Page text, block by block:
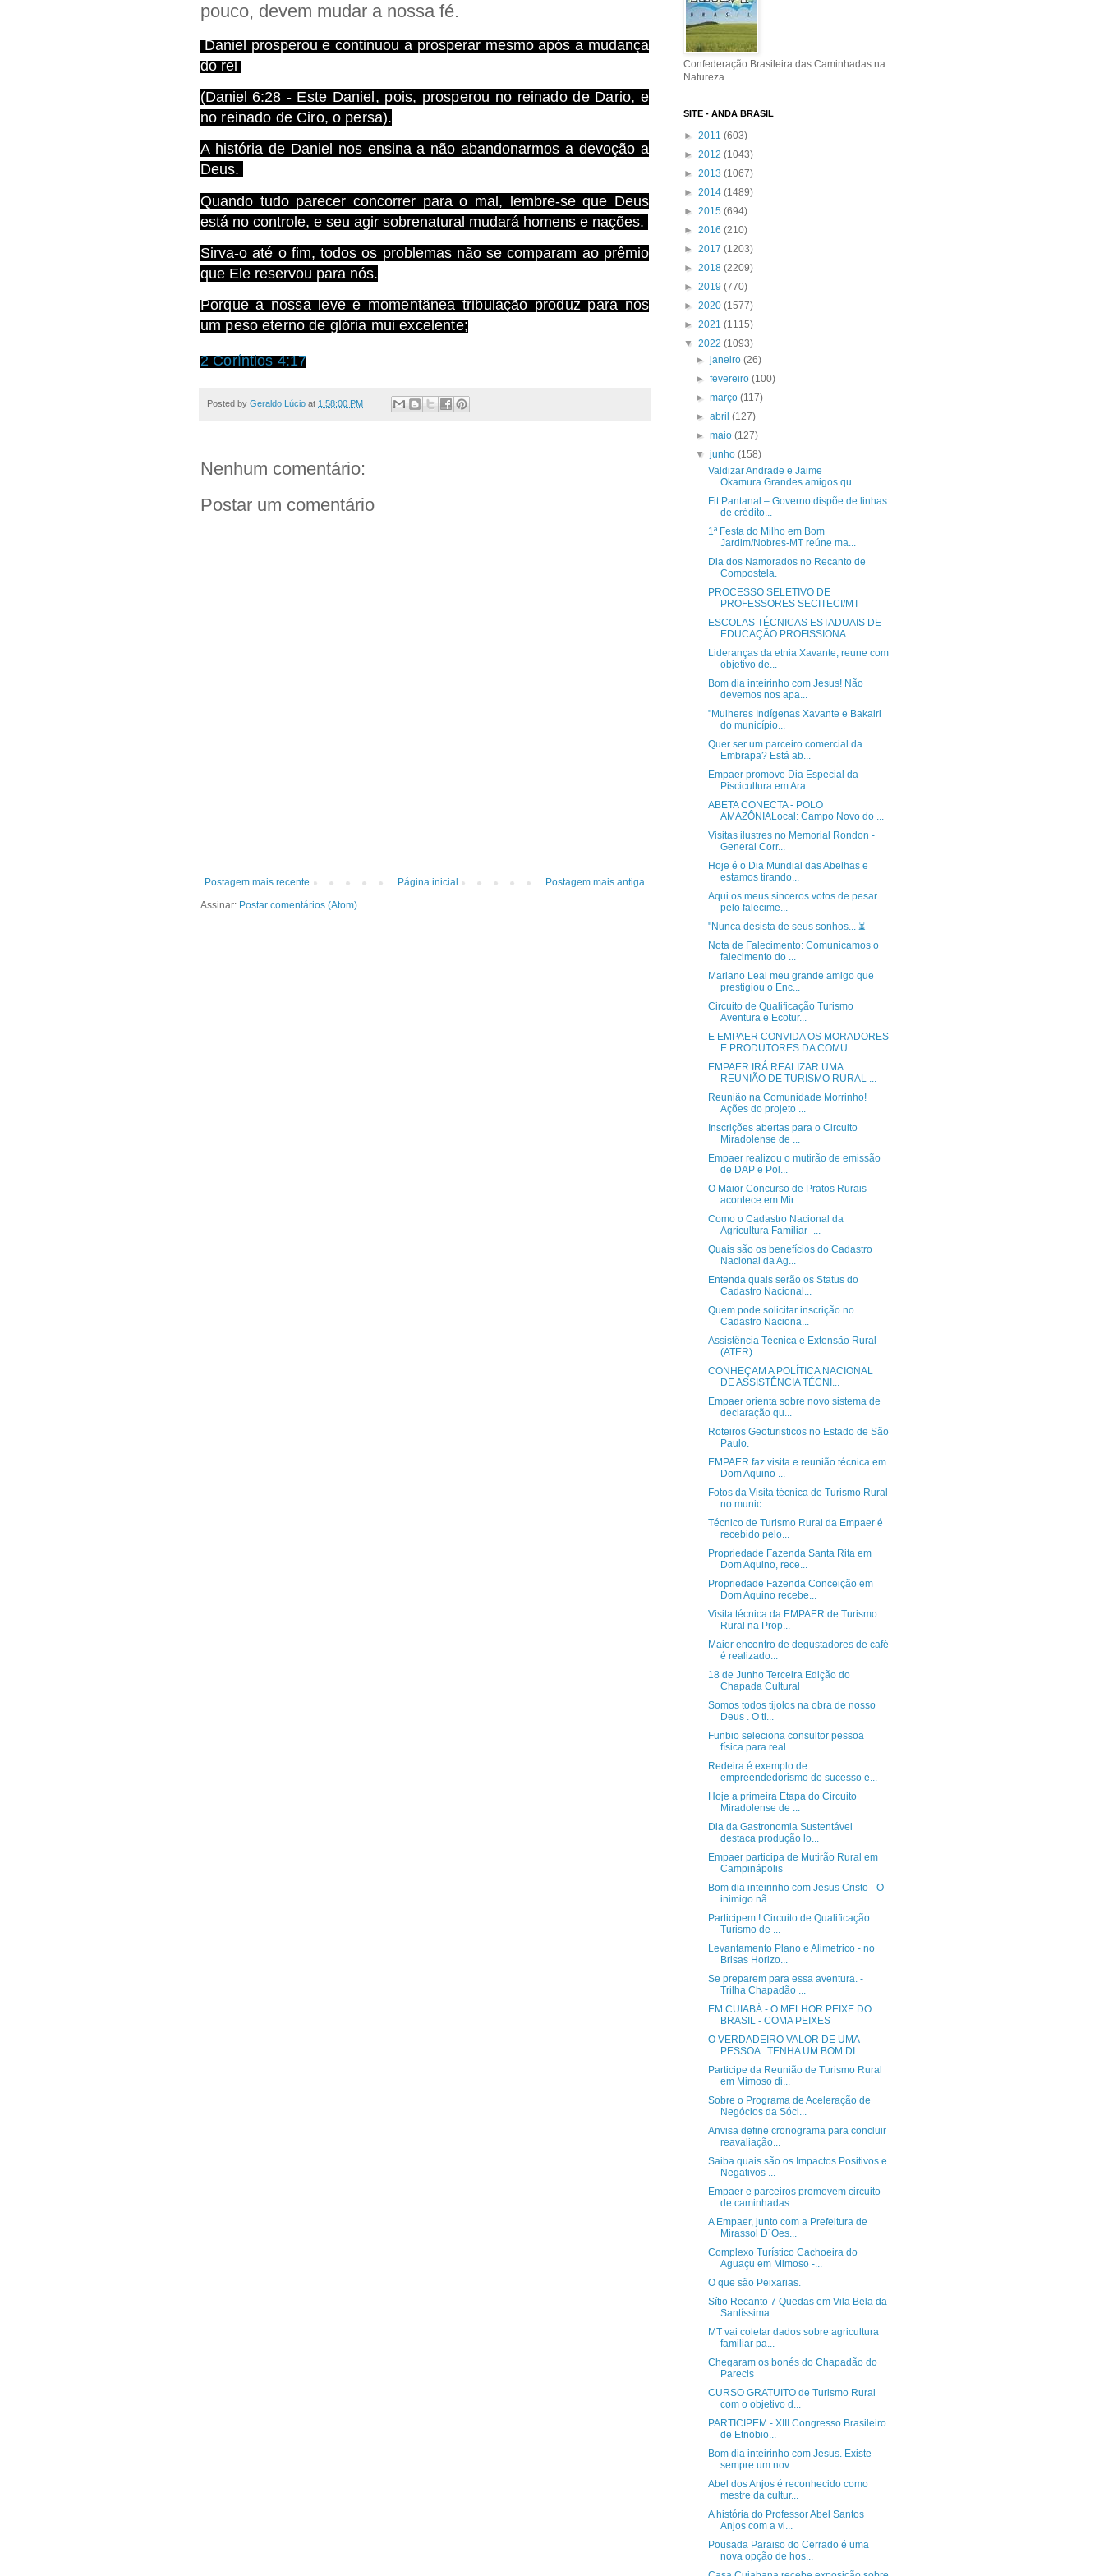
pouco, devem mudar a nossa fé.
Daniel prosperou e continuou a prosperar mesmo após a mudança
do rei
(Daniel 6:28 - Este Daniel, pois, prosperou no reinado de Dario, e
no reinado de Ciro, o persa).
A história de Daniel nos ensina a não abandonarmos a devoção a
Deus.
Quando tudo parecer concorrer para o mal, lembre-se que Deus
está no controle, e seu agir sobrenatural mudará homens e nações.
Sirva-o até o fim, todos os problemas não se comparam ao prêmio
que Ele reservou para nós.
Porque a nossa leve e momentânea tribulação produz para nós
um peso eterno de glória mui excelente;
2 Coríntios 4:17
Posted by Geraldo Lúcio at 1:58:00 PM
Nenhum comentário:
Postar um comentário
Postagem mais recente Postagem mais antiga
Página inicial
Assinar: Postar comentários (Atom)
Confederação Brasileira das Caminhadas na
Natureza
SITE - ANDA BRASIL
► 2011 (603)
► 2012 (1043)
► 2013 (1067)
► 2014 (1489)
► 2015 (694)
► 2016 (210)
► 2017 (1203)
► 2018 (2209)
► 2019 (770)
► 2020 (1577)
► 2021 (1115)
▼ 2022 (1093)
►janeiro(26)
►fevereiro(100)
►março(117)
►abril(127)
►maio(127)
▼junho(158)
Valdizar Andrade e Jaime
Okamura.Grandes amigos qu...
Fit Pantanal – Governo dispõe de linhas
de crédito...
1ª Festa do Milho em Bom
Jardim/Nobres-MT reúne ma...
Dia dos Namorados no Recanto de
Compostela.
PROCESSO SELETIVO DE
PROFESSORES SECITECI/MT
ESCOLAS TÉCNICAS ESTADUAIS DE
EDUCAÇÃO PROFISSIONA...
Lideranças da etnia Xavante, reune com
objetivo de...
Bom dia inteirinho com Jesus! Não
devemos nos apa...
"Mulheres Indígenas Xavante e Bakairi
do município...
Quer ser um parceiro comercial da
Embrapa? Está ab...
Empaer promove Dia Especial da
Piscicultura em Ara...
ABETA CONECTA - POLO
AMAZÔNIALocal: Campo Novo do ...
Visitas ilustres no Memorial Rondon -
General Corr...
Hoje é o Dia Mundial das Abelhas e
estamos tirando...
Aqui os meus sinceros votos de pesar
pelo falecime...
"Nunca desista de seus sonhos... ⏳️
Nota de Falecimento: Comunicamos o
falecimento do ...
Mariano Leal meu grande amigo que
prestigiou o Enc...
Circuito de Qualificação Turismo
Aventura e Ecotur...
E EMPAER CONVIDA OS MORADORES
E PRODUTORES DA COMU...
EMPAER IRÁ REALIZAR UMA
REUNIÃO DE TURISMO RURAL ...
Reunião na Comunidade Morrinho!
Ações do projeto ...
Inscrições abertas para o Circuito
Miradolense de ...
Empaer realizou o mutirão de emissão
de DAP e Pol...
O Maior Concurso de Pratos Rurais
acontece em Mir...
Como o Cadastro Nacional da
Agricultura Familiar -...
Quais são os benefícios do Cadastro
Nacional da Ag...
Entenda quais serão os Status do
Cadastro Nacional...
Quem pode solicitar inscrição no
Cadastro Naciona...
Assistência Técnica e Extensão Rural
(ATER)
CONHEÇAM A POLÍTICA NACIONAL
DE ASSISTÊNCIA TÉCNI...
Empaer orienta sobre novo sistema de
declaração qu...
Roteiros Geoturisticos no Estado de São
Paulo.
EMPAER faz visita e reunião técnica em
Dom Aquino ...
Fotos da Visita técnica de Turismo Rural
no munic...
Técnico de Turismo Rural da Empaer é
recebido pelo...
Propriedade Fazenda Santa Rita em
Dom Aquino, rece...
Propriedade Fazenda Conceição em
Dom Aquino recebe...
Visita técnica da EMPAER de Turismo
Rural na Prop...
Maior encontro de degustadores de café
é realizado...
18 de Junho Terceira Edição do
Chapada Cultural
Somos todos tijolos na obra de nosso
Deus . O ti...
Funbio seleciona consultor pessoa
física para real...
Redeira é exemplo de
empreendedorismo de sucesso e...
Hoje a primeira Etapa do Circuito
Miradolense de ...
Dia da Gastronomia Sustentável
destaca produção lo...
Empaer participa de Mutirão Rural em
Campinápolis
Bom dia inteirinho com Jesus Cristo - O
inimigo nã...
Participem ! Circuito de Qualificação
Turismo de ...
Levantamento Plano e Alimetrico - no
Brisas Horizo...
Se preparem para essa aventura. -
Trilha Chapadão ...
EM CUIABÁ - O MELHOR PEIXE DO
BRASIL - COMA PEIXES
O VERDADEIRO VALOR DE UMA
PESSOA . TENHA UM BOM DI...
Participe da Reunião de Turismo Rural
em Mimoso di...
Sobre o Programa de Aceleração de
Negócios da Sóci...
Anvisa define cronograma para concluir
reavaliação...
Saiba quais são os Impactos Positivos e
Negativos ...
Empaer e parceiros promovem circuito
de caminhadas...
A Empaer, junto com a Prefeitura de
Mirassol D´Oes...
Complexo Turístico Cachoeira do
Aguaçu em Mimoso -...
O que são Peixarias.
Sítio Recanto 7 Quedas em Vila Bela da
Santíssima ...
MT vai coletar dados sobre agricultura
familiar pa...
Chegaram os bonés do Chapadão do
Parecis
CURSO GRATUITO de Turismo Rural
com o objetivo d...
PARTICIPEM - XIII Congresso Brasileiro
de Etnobio...
Bom dia inteirinho com Jesus. Existe
sempre um nov...
Abel dos Anjos é reconhecido como
mestre da cultur...
A história do Professor Abel Santos
Anjos com a vi...
Pousada Paraiso do Cerrado é uma
nova opção de hos...